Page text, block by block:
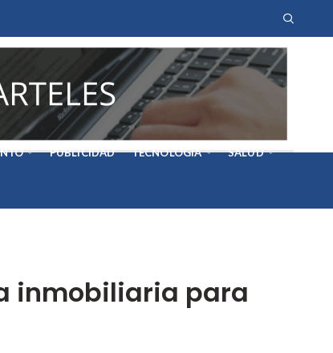
PUBLICIDAD TECNOLOGÍA SALUD
inmobiliaria para